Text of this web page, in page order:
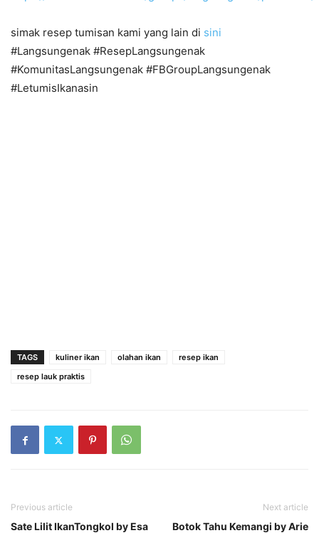
simak resep tumisan kami yang lain di sini
#Langsungenak #ResepLangsungenak
#KomunitasLangsungenak #FBGroupLangsungenak
#LetumisIkanasin
TAGS kuliner ikan olahan ikan
resep ikan
resep lauk praktis
Previous article
Sate Lilit IkanTongkol by Esa
Next article
Botok Tahu Kemangi by Arie